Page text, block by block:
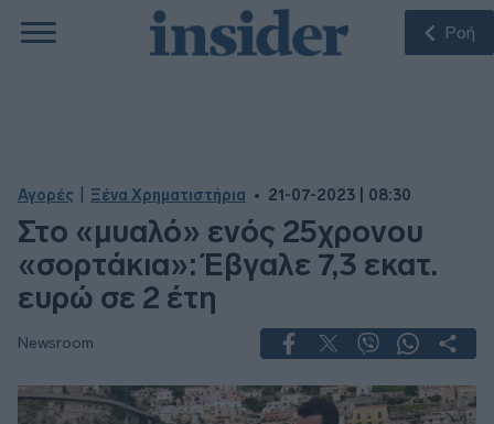
Ροή
Αγορές Ξένα Χρηματιστήρια 21-07-2023 | 08:30
Στο «μυαλό» ενός 25χρονου
«σορτάκια»: Έβγαλε 7,3 εκατ.
ευρώ σε 2 έτη
Newsroom